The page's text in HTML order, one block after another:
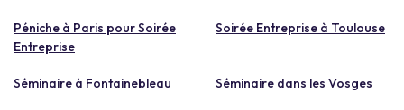
Péniche à Paris pour Soirée
Entreprise
Soirée Entreprise à Toulouse
Séminaire à Fontainebleau Séminaire dans les Vosges